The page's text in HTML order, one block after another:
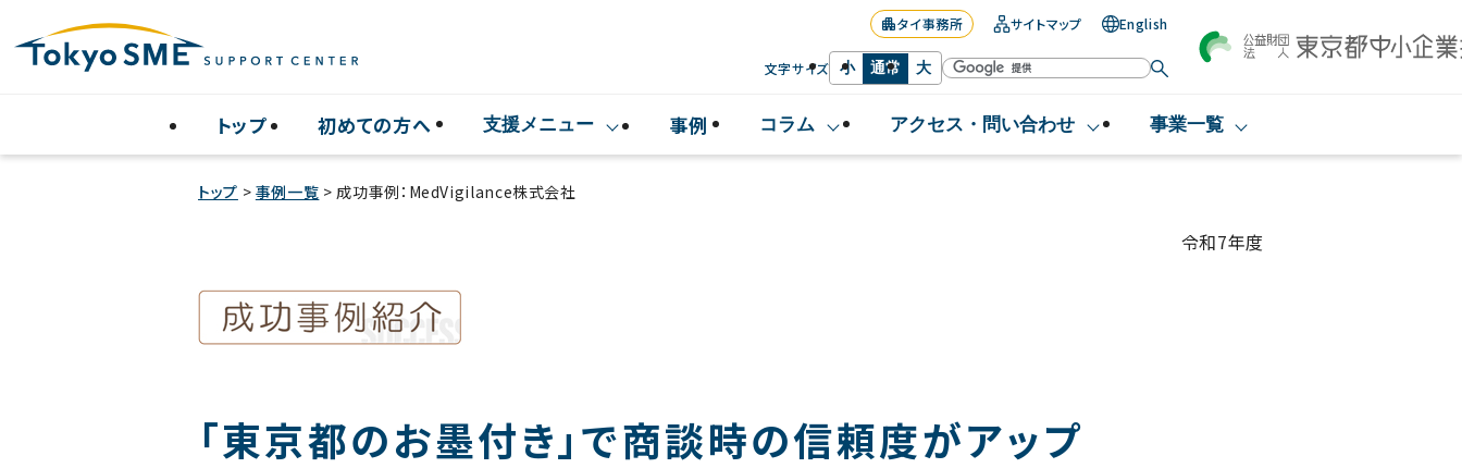
タイ事務所 サイトマップ English
文字サイズ 小 通常 大
トップ 初めての方へ 支援メニュー 事例 コラム アクセス・問い合わせ 事業一覧
トップ > 事例一覧 > 成功事例：MedVigilance株式会社
令和7年度
「東京都のお墨付き」で商談時の信頼度がアップ